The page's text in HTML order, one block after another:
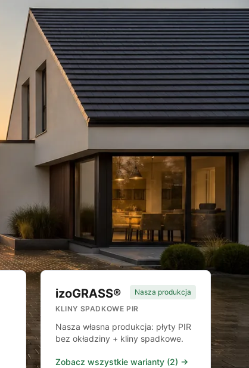
izoGRASS®
Nasza produkcja
KLINY SPADKOWE PIR
Nasza własna produkcja: płyty PIR
bez okładziny + kliny spadkowe.
Zobacz wszystkie warianty (2) →